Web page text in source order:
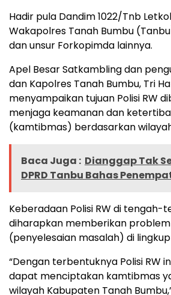
Hadir pula Dandim 1022/Tnb
Wakapolres Tanah Bumbu
dan unsur Forkopimda lainnya.
Apel Besar Satkambling dan
dan Kapolres Tanah Bumbu, Tri
menyampaikan tujuan Polisi RW
menjaga keamanan dan
(kamtibmas) berdasarkan
Baca Juga : Dianggap Tak
DPRD Tanbu Bahas
Keberadaan Polisi RW di tengah-
diharapkan memberikan
(penyelesaian masalah) di
“Dengan terbentuknya Polisi RW
dapat menciptakan kamtibmas
wilayah Kabupaten Tanah